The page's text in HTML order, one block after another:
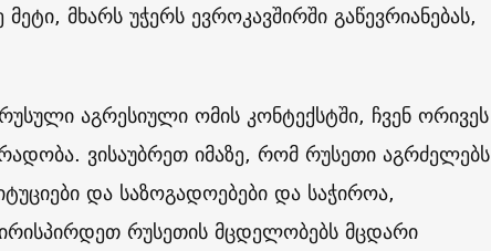
მხარს უჭერს ევროკავშირში გაწევრიანებას,
აგრესიული ომის კონტექსტში, ჩვენ ორივეს
ვისაუბრეთ იმაზე, რომ რუსეთი აგრძელებს
და საზოგადოებები და საჭიროა,
რუსეთის მცდელობებს მცდარი